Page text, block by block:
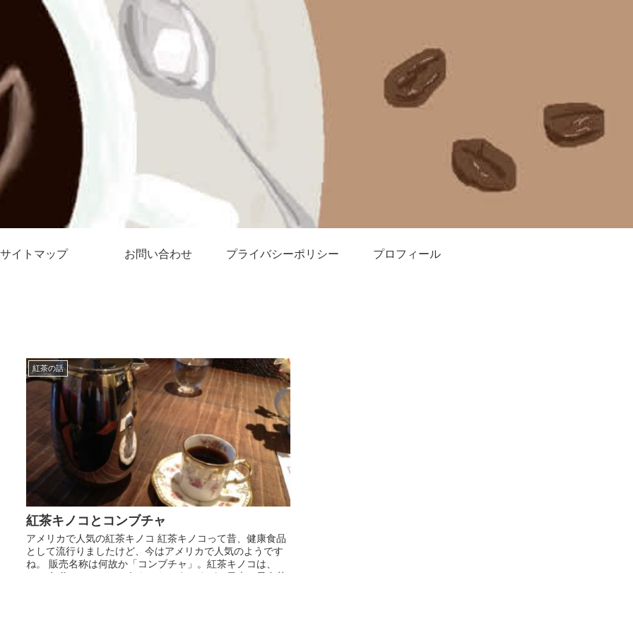
サイトマップ お問い合わせ プライバシーポリシー プロフィール
紅茶の話
紅茶キノコとコンブチャ
アメリカで人気の紅茶キノコ 紅茶キノコって昔、健康食品
として流行りましたけど、今はアメリカで人気のようです
ね。 販売名称は何故か「コンブチャ」。紅茶キノコは、
1970年代にアメリカに伝わったそうですが、日本の昆布茶